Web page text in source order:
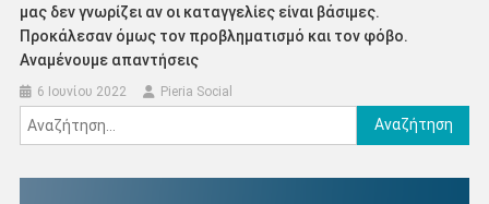
μας δεν γνωρίζει αν οι καταγγελίες είναι βάσιμες.
Προκάλεσαν όμως τον προβληματισμό και τον φόβο.
Αναμένουμε απαντήσεις
6 Ιουνίου 2022 Pieria Social
Αναζήτηση
για: